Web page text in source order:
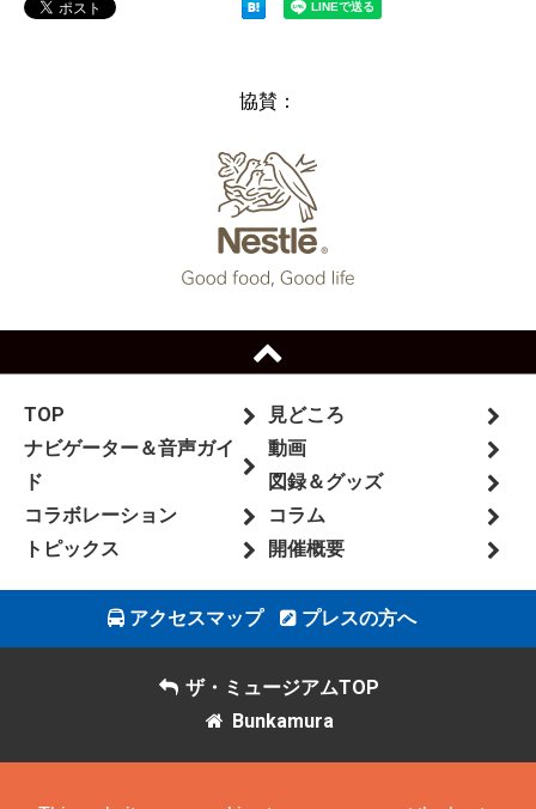
協賛：
TOP
見どころ
ナビゲーター＆音声ガイ
ド
動画
図録＆グッズ
コラボレーション
コラム
トピックス
開催概要
アクセスマップ プレスの方へ
ザ・ミュージアムTOP
Bunkamura